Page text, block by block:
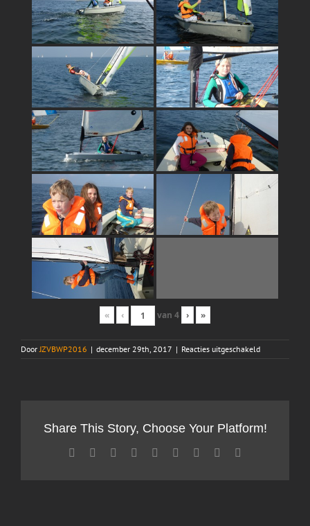
« ‹ van 4 › »
DoorJZVBWP2016 | december 29th, 2017 | Reacties uitgeschakeldvoor
Share This Story, Choose Your Platform!
Facebook Reddit LinkedInWhatsApp
TumblrPinterest